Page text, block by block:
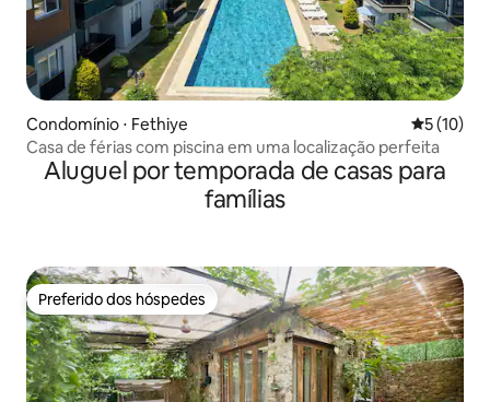
Condomínio ⋅ Fethiye 5 de uma
5 (10)
Casa de férias com piscina em uma localização perfeita
Aluguel por temporada de casas para
famílias
Preferido dos hóspedes
Preferido dos hóspedes